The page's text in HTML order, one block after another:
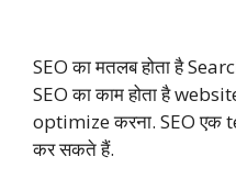
SEO का मतलब होता है
SEO का काम होता है
optimize करना. SEO एक
कर सकते हैं.